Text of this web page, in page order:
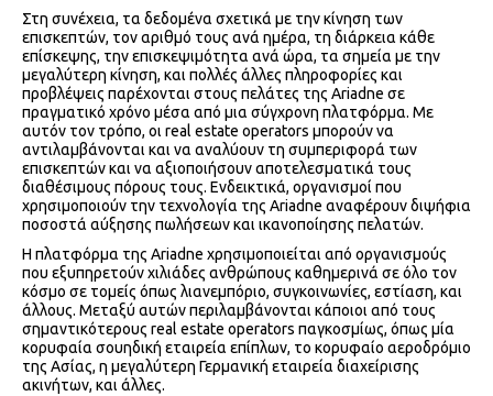
Στη συνέχεια, τα δεδομένα σχετικά με την κίνηση των
επισκεπτών, τον αριθμό τους ανά ημέρα, τη διάρκεια κάθε
επίσκεψης, την επισκεψιμότητα ανά ώρα, τα σημεία με την
μεγαλύτερη κίνηση, και πολλές άλλες πληροφορίες και
προβλέψεις παρέχονται στους πελάτες της Ariadne σε
πραγματικό χρόνο μέσα από μια σύγχρονη πλατφόρμα. Με
αυτόν τον τρόπο, οι real estate operators μπορούν να
αντιλαμβάνονται και να αναλύουν τη συμπεριφορά των
επισκεπτών και να αξιοποιήσουν αποτελεσματικά τους
διαθέσιμους πόρους τους. Ενδεικτικά, οργανισμοί που
χρησιμοποιούν την τεχνολογία της Ariadne αναφέρουν διψήφια
ποσοστά αύξησης πωλήσεων και ικανοποίησης πελατών.
Η πλατφόρμα της Ariadne χρησιμοποιείται από οργανισμούς
που εξυπηρετούν χιλιάδες ανθρώπους καθημερινά σε όλο τον
κόσμο σε τομείς όπως λιανεμπόριο, συγκοινωνίες, εστίαση, και
άλλους. Μεταξύ αυτών περιλαμβάνονται κάποιοι από τους
σημαντικότερους real estate operators παγκοσμίως, όπως μία
κορυφαία σουηδική εταιρεία επίπλων, το κορυφαίο αεροδρόμιο
της Ασίας, η μεγαλύτερη Γερμανική εταιρεία διαχείρισης
ακινήτων, και άλλες.